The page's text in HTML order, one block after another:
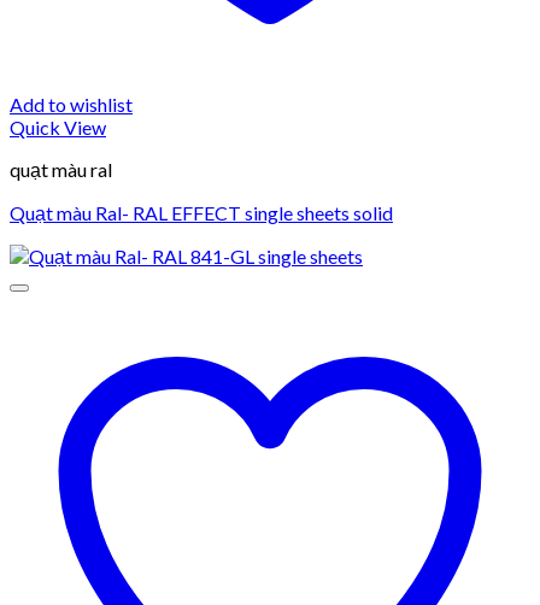
Add to wishlist
Quick View
quạt màu ral
Quạt màu Ral- RAL EFFECT single sheets solid